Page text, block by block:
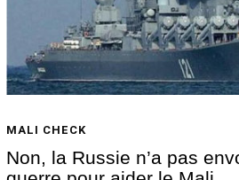
MALI CHECK
Non, la Russie n’a pas